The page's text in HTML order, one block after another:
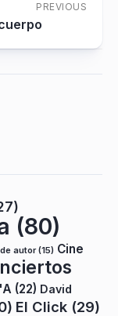
PREVIOUS
(80)
autor(15) Cine
(22) David
El Click (29)